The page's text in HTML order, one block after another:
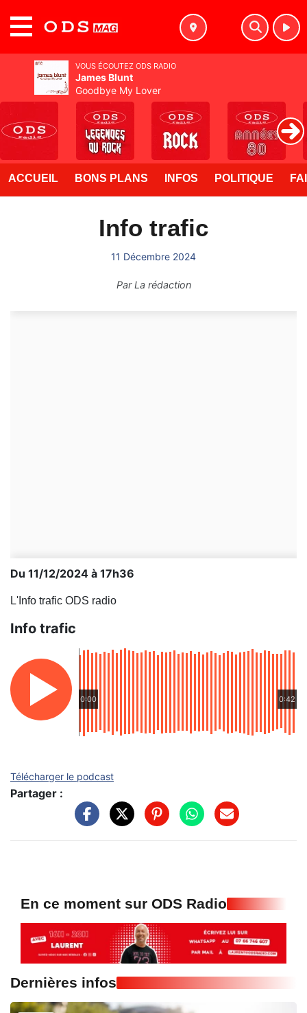
ACCUEIL BONS PLANS INFOS POLITIQUE
Info trafic
11 Décembre 2024
ParLa rédaction
Du 11/12/2024 à 17h36
L'Info trafic ODS radio
Info trafic
0:00 0:42
Télécharger le podcast
Partager :
En ce moment sur ODS Radio
Dernières infos
VOUS ÉCOUTEZ ODS RADIO
James Blunt
Goodbye My Lover